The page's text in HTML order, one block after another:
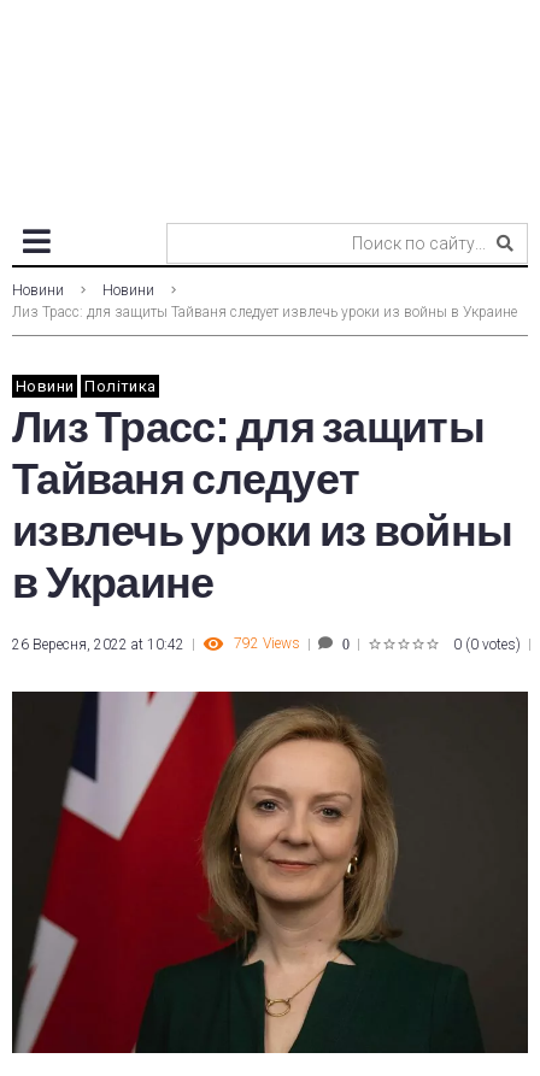
Новини
Новини
Лиз Трасс: для защиты Тайваня следует извлечь уроки из войны в Украине
Новини Політика
Лиз Трасс: для защиты
Тайваня следует
извлечь уроки из войны
в Украине
26 Вересня, 2022 at 10:42 792 Views 0 0 (0 votes)